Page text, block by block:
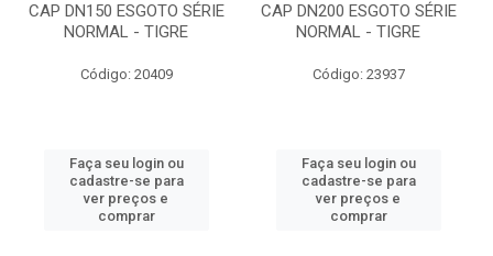
CAP DN150 ESGOTO SÉRIE
NORMAL - TIGRE
Código: 20409
Faça seu login ou
cadastre-se para
ver preços e
comprar
CAP DN200 ESGOTO SÉRIE
NORMAL - TIGRE
Código: 23937
Faça seu login ou
cadastre-se para
ver preços e
comprar